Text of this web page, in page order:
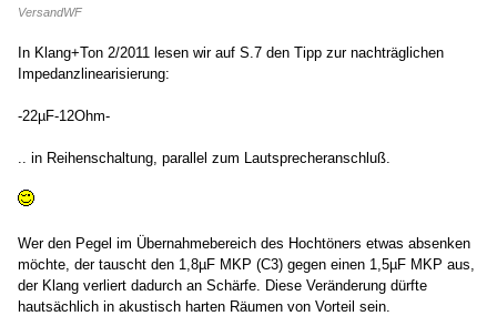
VersandWF
In Klang+Ton 2/2011 lesen wir auf S.7 den Tipp zur nachträglichen
Impedanzlinearisierung:
-22µF-12Ohm-
.. in Reihenschaltung, parallel zum Lautsprecheranschluß.
Wer den Pegel im Übernahmebereich des Hochtöners etwas absenken
möchte, der tauscht den 1,8µF MKP (C3) gegen einen 1,5µF MKP aus,
der Klang verliert dadurch an Schärfe. Diese Veränderung dürfte
hautsächlich in akustisch harten Räumen von Vorteil sein.